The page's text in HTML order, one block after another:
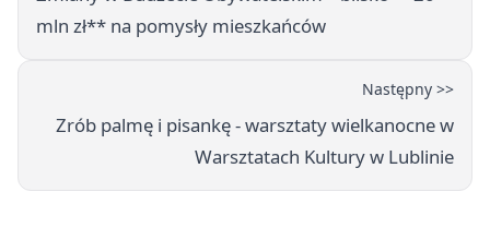
mln zł** na pomysły mieszkańców
Następny >>
Zrób palmę i pisankę - warsztaty wielkanocne w
Warsztatach Kultury w Lublinie